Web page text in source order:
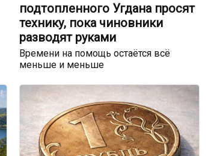
подтопленного Угдана просят
технику, пока чиновники
разводят руками
Времени на помощь остаётся всё
меньше и меньше